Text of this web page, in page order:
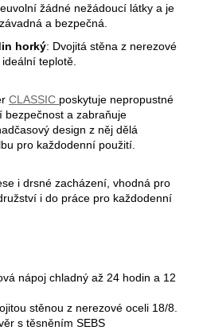
žádné nežádoucí látky a je
a bezpečná.
horký: Dvojitá stěna z nerezové
teplotě.
CLASSIC poskytuje nepropustné
bezpečnost a zabraňuje
design z něj dělá
pro každodenní použití.
i drsné zacházení, vhodná pro
i do práce pro každodenní
nápoj chladný až 24 hodin a 12
stěnou z nerezové oceli 18/8.
s těsněním SEBS